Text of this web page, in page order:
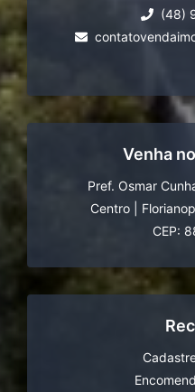
(48)
Venha
Pref. Osmar
Centro
CEP: